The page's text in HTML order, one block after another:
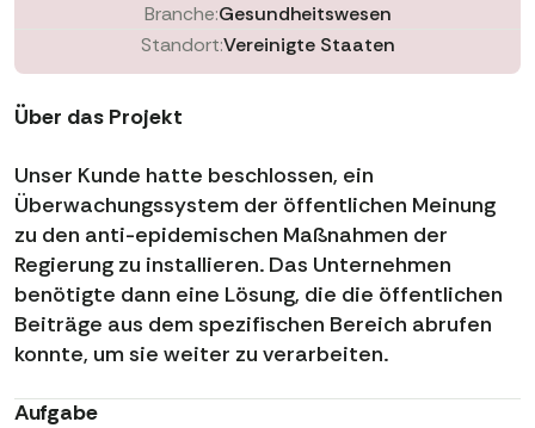
Branche:Gesundheitswesen
Standort:Vereinigte Staaten
Über das Projekt
Unser Kunde hatte beschlossen, ein
Überwachungssystem der öffentlichen Meinung
zu den anti-epidemischen Maßnahmen der
Regierung zu installieren. Das Unternehmen
benötigte dann eine Lösung, die die öffentlichen
Beiträge aus dem spezifischen Bereich abrufen
konnte, um sie weiter zu verarbeiten.
Aufgabe